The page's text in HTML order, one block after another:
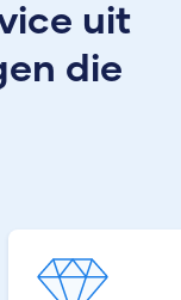
uit
die
heeft als
onderzoeker
bij Tilburg
en is nu
Lilianne